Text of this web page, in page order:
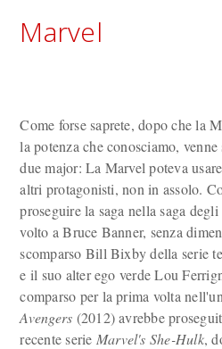
Marvel
Come forse saprete, dopo che la
la potenza che conosciamo,
due major: La Marvel poteva
altri protagonisti, non in assolo.
proseguire la saga nella saga
volto a Bruce Banner, senza
scomparso Bill Bixby della serie
e il suo alter ego verde Lou
comparso per la prima volta
Avengers (2012) avrebbe
recente serie Marvel's She-Hulk,